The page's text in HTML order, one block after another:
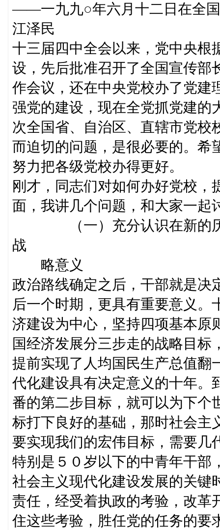
——一九九○年六月十二日在全
江泽民
十三届四中全会以来，党中央根
设，先后批准召开了全国宣传部
作会议，还在中央党校办了党建
强党的建设，现在全党抓党建的
次全国省、自治区、直辖市党校
而迫切的问题，是很必要的。希
努力把各级党校办得更好。
刚才，同志们对如何办好党校
面，我讲几个问题，和大家一起
（一）充分认识在新的历史
战
略意义
政治路线确定之后，干部就是决
后一个时期，更具有重要意义
济建设为中心，坚持四项基本原
国经济发展分三步走的战略目
提前实现了人均国民生产总值翻
代化建设具有决定意义的十年。
番的第二步目标，就可以为下个
标打下良好的基础，那时社会主
要实现我们的宏伟目标，需要几
特别是５０岁以下的中青年干部
社会主义现代化建设发展的关键
责任，经受着执政的考验，改革
住这些考验，胜任党的任务的要